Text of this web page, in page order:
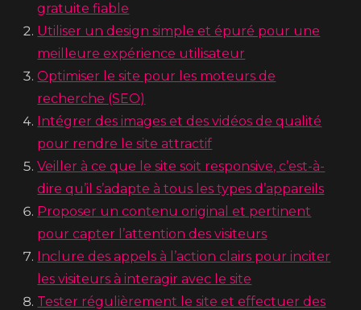
gratuite fiable
Utiliser un design simple et épuré pour une
meilleure expérience utilisateur
Optimiser le site pour les moteurs de
recherche (SEO)
Intégrer des images et des vidéos de qualité
pour rendre le site attractif
Veiller à ce que le site soit responsive, c’est-à-
dire qu’il s’adapte à tous les types d’appareils
Proposer un contenu original et pertinent
pour capter l’attention des visiteurs
Inclure des appels à l’action clairs pour inciter
les visiteurs à interagir avec le site
Tester régulièrement le site et effectuer des